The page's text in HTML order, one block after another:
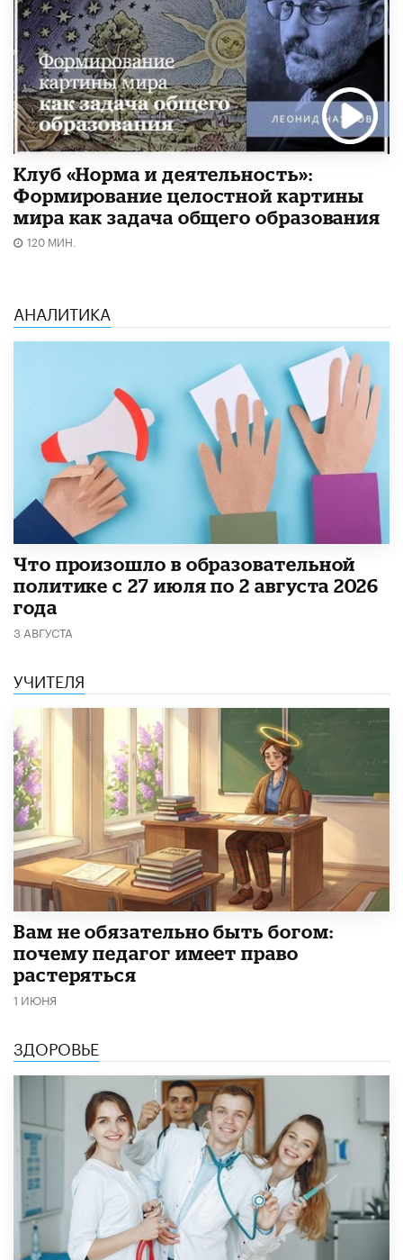
Клуб «Норма и деятельность»:
Формирование целостной картины
мира как задача общего образования
120 МИН.
АНАЛИТИКА
​Что произошло в образовательной
политике с 27 июля по 2 августа 2026
года
3 АВГУСТА
УЧИТЕЛЯ
​Вам не обязательно быть богом:
почему педагог имеет право
растеряться
1 ИЮНЯ
ЗДОРОВЬЕ